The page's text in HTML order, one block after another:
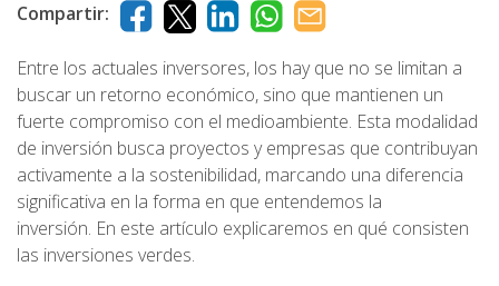
Compartir:
Entre los actuales inversores, los hay que no se limitan a
buscar un retorno económico, sino que mantienen un
fuerte compromiso con el medioambiente. Esta modalidad
de inversión busca proyectos y empresas que contribuyan
activamente a la sostenibilidad, marcando una diferencia
significativa en la forma en que entendemos la
inversión. En este artículo explicaremos en qué consisten
las inversiones verdes.